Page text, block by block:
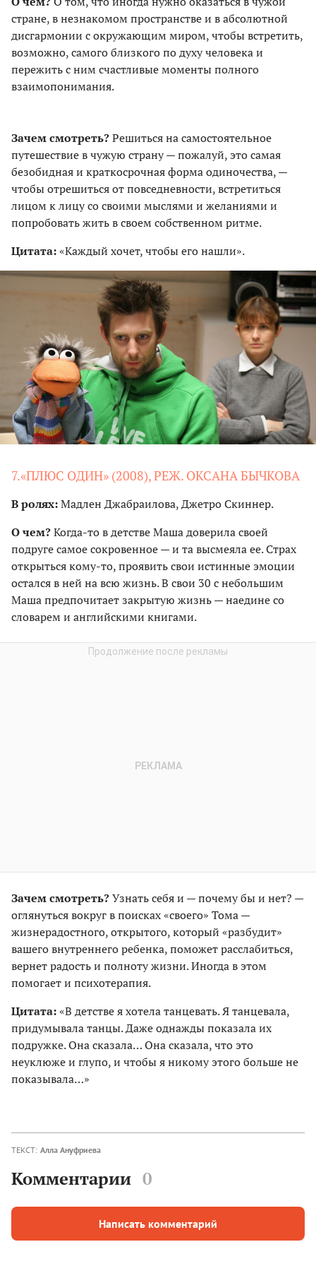
стране, в незнакомом пространстве и в абсолютной
дисгармонии с окружающим миром, чтобы встретить,
возможно, самого близкого по духу человека и
пережить с ним счастливые моменты полного
взаимопонимания.
Зачем смотреть?Решиться на самостоятельное
путешествие в чужую страну — пожалуй, это самая
безобидная и краткосрочная форма одиночества, —
чтобы отрешиться от повседневности, встретиться
лицом к лицу со своими мыслями и желаниями и
попробовать жить в своем собственном ритме.
Цитата:«Каждый хочет, чтобы его нашли».
7.«ПЛЮС ОДИН» (2008), РЕЖ. ОКСАНА БЫЧКОВА
В ролях:Мадлен Джабраилова, Джетро Скиннер.
О чем?Когда-то в детстве Маша доверила своей
подруге самое сокровенное — и та высмеяла ее. Страх
открыться кому-то, проявить свои истинные эмоции
остался в ней на всю жизнь. В свои 30 с небольшим
Маша предпочитает закрытую жизнь — наедине со
словарем и английскими книгами.
Зачем смотреть?Узнать себя и — почему бы и нет? —
оглянуться вокруг в поисках «своего» Тома —
жизнерадостного, открытого, который «разбудит»
вашего внутреннего ребенка, поможет расслабиться,
вернет радость и полноту жизни. Иногда в этом
помогает и психотерапия.
Цитата:«В детстве я хотела танцевать. Я танцевала,
придумывала танцы. Даже однажды показала их
подружке. Она сказала… Она сказала, что это
неуклюже и глупо, и чтобы я никому этого больше не
показывала…»
ТЕКСТ: Алла Ануфриева
Комментарии 0
Написать комментарий